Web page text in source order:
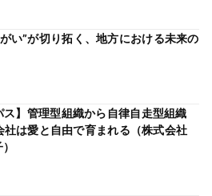
い”が切り拓く、地方における未来の
ス】管理型組織から自律自走型組織
は愛と自由で育まれる（株式会社